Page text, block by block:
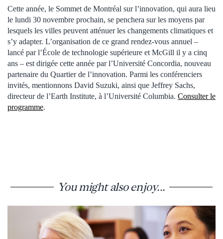
Cette année, le Sommet de Montréal sur l’innovation, qui aura lieu
le lundi 30 novembre prochain, se penchera sur les moyens par
lesquels les villes peuvent atténuer les changements climatiques et
s’y adapter. L’organisation de ce grand rendez-vous annuel –
lancé par l’École de technologie supérieure et McGill il y a cinq
ans – est dirigée cette année par l’Université Concordia, nouveau
partenaire du Quartier de l’innovation. Parmi les conférenciers
invités, mentionnons David Suzuki, ainsi que Jeffrey Sachs,
directeur de l’Earth Institute, à l’Université Columbia. Consulter le
programme.
You might also enjoy...